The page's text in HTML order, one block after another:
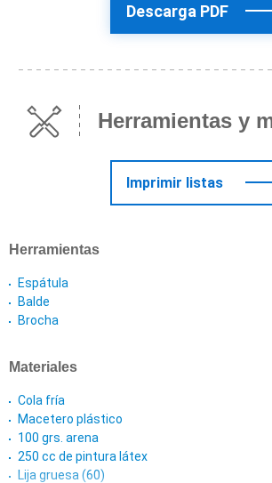
Descarga PDF
Herramientas y
Imprimir listas
Herramientas
Espátula
Balde
Brocha
Materiales
Cola fría
Macetero plástico
100 grs. arena
250 cc de pintura látex
Lija gruesa (60)